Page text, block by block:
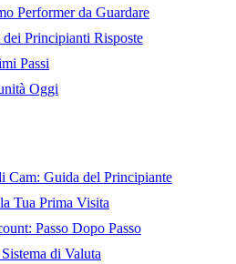
Performer da Guardare
Principianti Risposte
Passi
Oggi
Cam: Guida del Principiante
Tua Prima Visita
Passo Dopo Passo
di Valuta